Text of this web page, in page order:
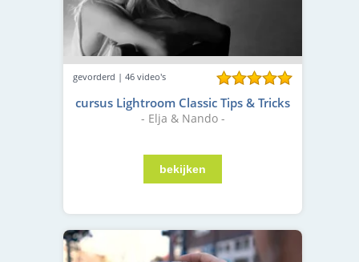
gevorderd | 46 video's
cursus Lightroom Classic Tips & Tricks
- Elja & Nando -